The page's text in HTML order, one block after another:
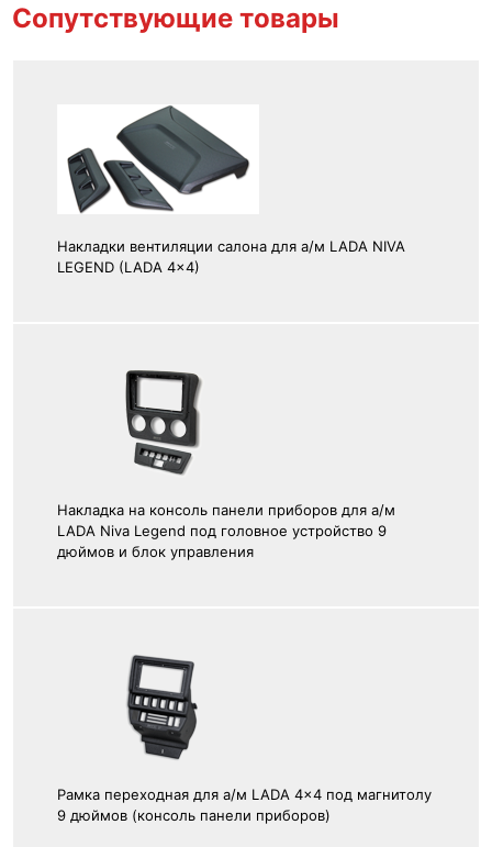
Сопутствующие товары
Накладки вентиляции салона для а/м LADA NIVA
LEGEND (LADA 4x4)
Накладка на консоль панели приборов для а/м
LADA Niva Legend под головное устройство 9
дюймов и блок управления
Рамка переходная для а/м LADA 4x4 под магнитолу
9 дюймов (консоль панели приборов)